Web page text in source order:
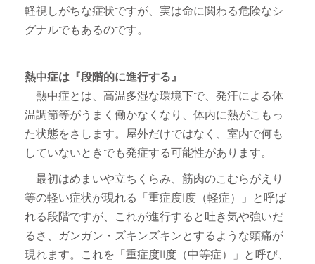
軽視しがちな症状ですが、実は命に関わる危険なシ
グナルでもあるのです。
熱中症は『段階的に進行する』
熱中症とは、高温多湿な環境下で、発汗による体
温調節等がうまく働かなくなり、体内に熱がこもっ
た状態をさします。屋外だけではなく、室内で何も
していないときでも発症する可能性があります。
最初はめまいや立ちくらみ、筋肉のこむらがえり
等の軽い症状が現れる「重症度Ⅰ度（軽症）」と呼ば
れる段階ですが、これが進行すると吐き気や強いだ
るさ、ガンガン・ズキンズキンとするような頭痛が
現れます。これを「重症度Ⅱ度（中等症）」と呼び、